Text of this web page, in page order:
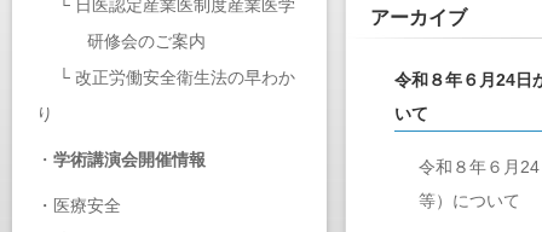
└ 日医認定産業医制度産業医学
研修会のご案内
└ 改正労働安全衛生法の早わか
り
・ 学術講演会開催情報
・ 医療安全
アーカイブ
令和８年６月24日
いて
令和８年６月
等）について